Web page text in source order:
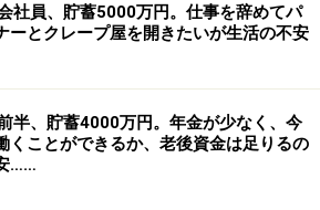
社員、貯蓄5000万円。仕事を辞めてパ
ーとクレープ屋を開きたいが生活の不安
半、貯蓄4000万円。年金が少なく、今
くことができるか、老後資金は足りるの
……